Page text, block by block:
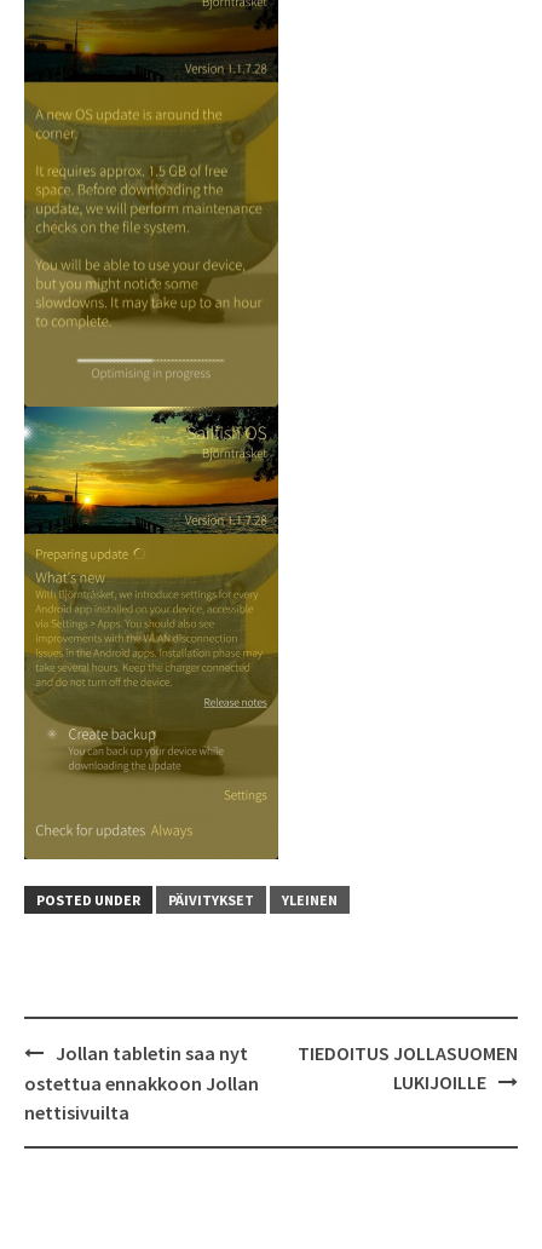
POSTED UNDER PÄIVITYKSET YLEINEN
Post
navigation
Jollan tabletin saa nyt
ostettua ennakkoon Jollan
nettisivuilta
TIEDOITUS JOLLASUOMEN
LUKIJOILLE